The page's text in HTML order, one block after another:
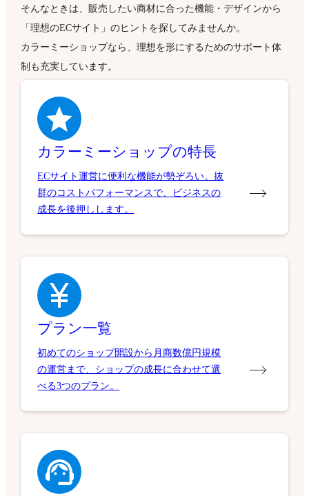
そんなときは、販売したい商材に合った機能・デザインから
「理想のECサイト」のヒントを探してみませんか。
カラーミーショップなら、理想を形にするためのサポート体
制も充実しています。
カラーミーショップの特長
ECサイト運営に便利な機能が勢ぞろい。抜
群のコストパフォーマンスで、ビジネスの
成長を後押しします。
プラン一覧
初めてのショップ開設から月商数億円規模
の運営まで、ショップの成長に合わせて選
べる3つのプラン。